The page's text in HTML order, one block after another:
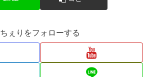
ちぇりをフォローする